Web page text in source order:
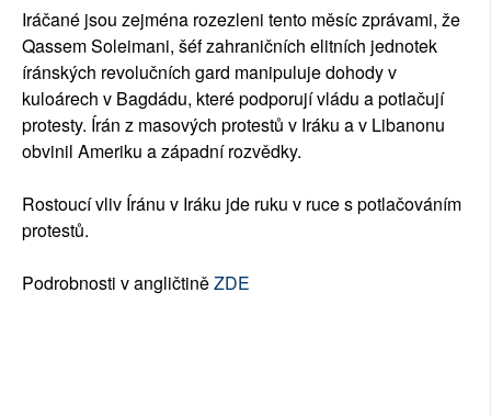
Iráčané jsou zejména rozezleni tento měsíc zprávami, že
Qassem Soleimani, šéf zahraničních elitních jednotek
íránských revolučních gard manipuluje dohody v
kuloárech v Bagdádu, které podporují vládu a potlačují
protesty. Írán z masových protestů v Iráku a v Libanonu
obvinil Ameriku a západní rozvědky.
Rostoucí vliv Íránu v Iráku jde ruku v ruce s potlačováním
protestů.
Podrobnosti v angličtiněZDE